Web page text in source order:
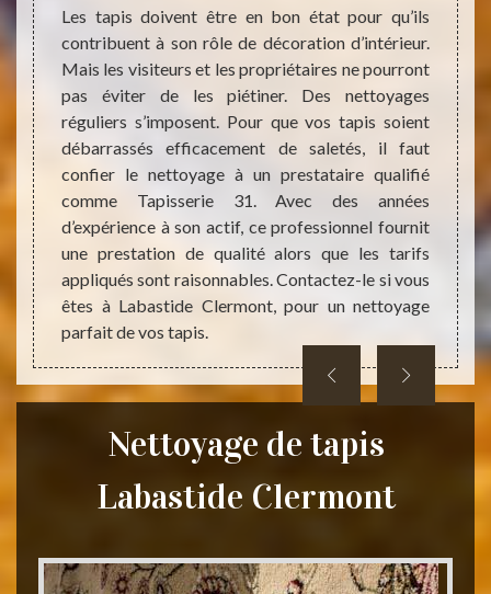
le
que
il
la
Les tapis doivent être en bon état pour qu’ils
contribuent à son rôle de décoration d’intérieur.
Mais les visiteurs et les propriétaires ne pourront
pas éviter de les piétiner. Des nettoyages
réguliers s’imposent. Pour que vos tapis soient
débarrassés efficacement de saletés, il faut
confier le nettoyage à un prestataire qualifié
comme Tapisserie 31. Avec des années
d’expérience à son actif, ce professionnel fournit
une prestation de qualité alors que les tarifs
appliqués sont raisonnables. Contactez-le si vous
êtes à Labastide Clermont, pour un nettoyage
parfait de vos tapis.
pour
il y
bien
par
vous
Nettoyage de tapis
Labastide Clermont